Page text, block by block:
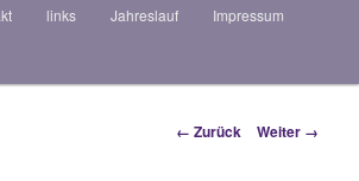
links Jahreslauf Impressum
Bilder-
← Zurück Weiter →